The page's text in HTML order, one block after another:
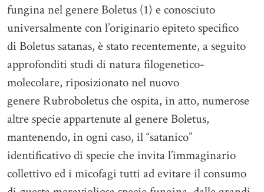
fungina nel genere Boletus (1) e conosciuto
universalmente con l’originario epiteto specifico
di Boletus satanas, è stato recentemente, a seguito
approfonditi studi di natura filogenetico-
molecolare, riposizionato nel nuovo
genere Rubroboletus che ospita, in atto, numerose
altre specie appartenute al genere Boletus,
mantenendo, in ogni caso, il “satanico”
identificativo di specie che invita l’immaginario
collettivo ed i micofagi tutti ad evitare il consumo